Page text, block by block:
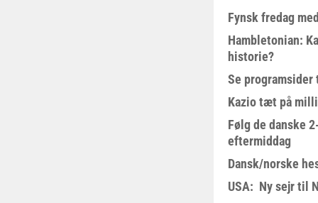
Fynsk fredag
Hambletonian:
historie?
Se
Kazio tæt på
Følg de danske
eftermiddag
Dansk/norske
USA: Ny sejr til